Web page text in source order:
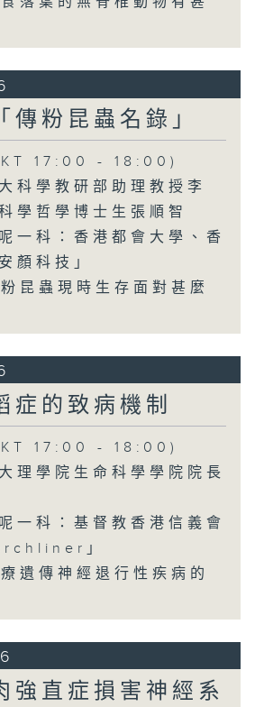
傳粉昆蟲名錄」
17:00 - 18:00)
科學教研部助理教授李
學哲學博士生張順智
一科：香港都會大學、香
顏科技」
昆蟲現時生存面對甚麼
症的致病機制
17:00 - 18:00)
理學院生命科學學院院長
一科：基督教香港信義會
」
遺傳神經退行性疾病的
強直症損害神經系